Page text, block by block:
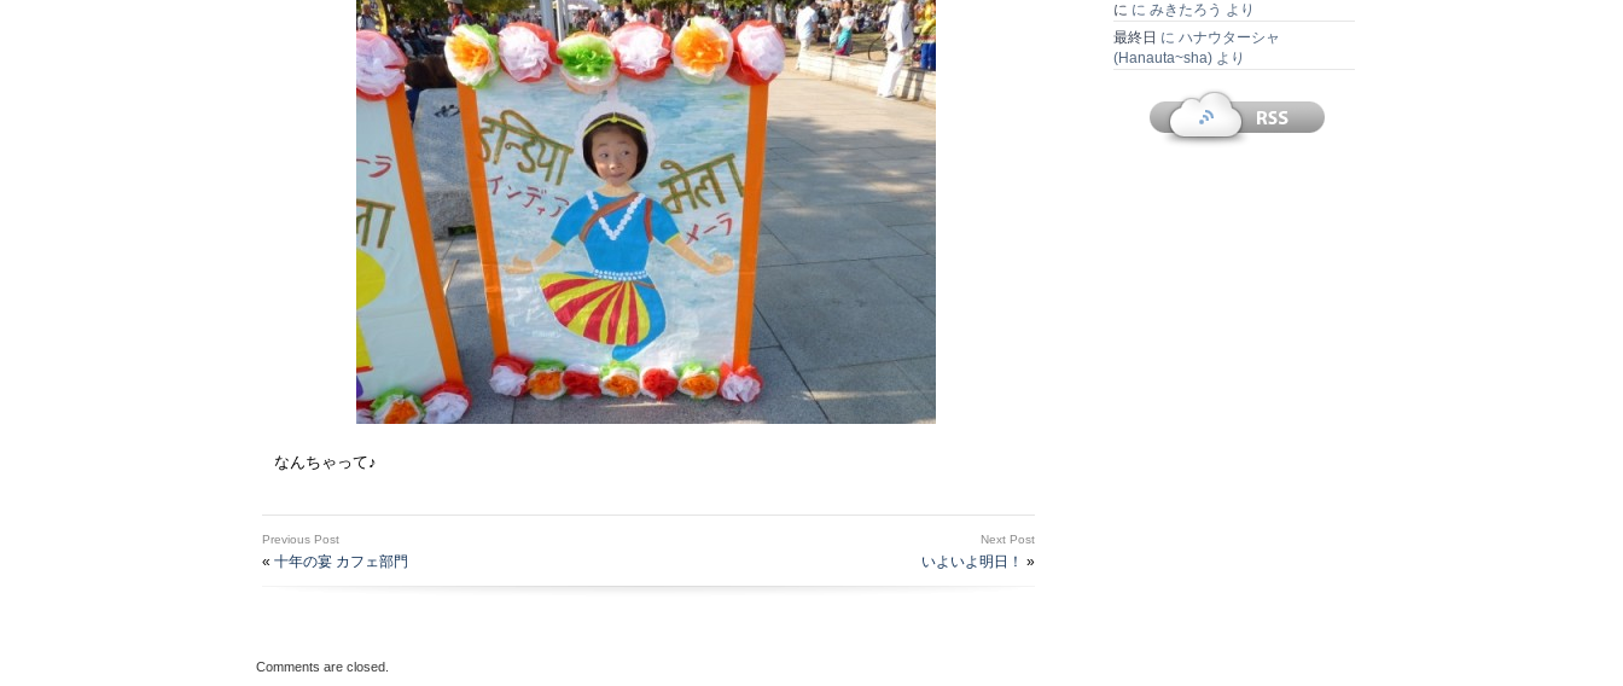
なんちゃって♪
Previous Post
« 十年の宴 カフェ部門
Next Post
いよいよ明日！ »
Comments are closed.
に に みきたろう より
最終日 に ハナウターシャ
(Hanauta~sha) より